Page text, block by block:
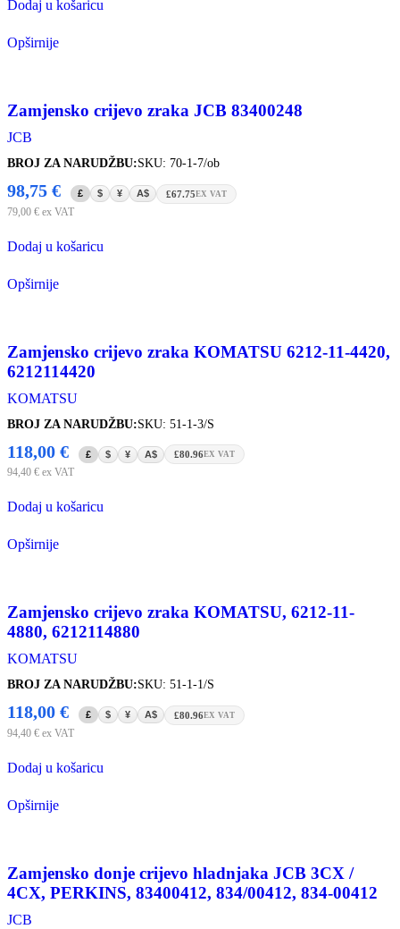
Dodaj u košaricu
Opširnije
Zamjensko crijevo zraka JCB 83400248
JCB
BROJ ZA NARUDŽBU:SKU: 70-1-7/ob
98,75 € £ $ ¥ A$ £67.75EX VAT
79,00 € ex VAT
Dodaj u košaricu
Opširnije
Zamjensko crijevo zraka KOMATSU 6212-11-4420,
6212114420
KOMATSU
BROJ ZA NARUDŽBU:SKU: 51-1-3/S
118,00 € £ $ ¥ A$ £80.96EX VAT
94,40 € ex VAT
Dodaj u košaricu
Opširnije
Zamjensko crijevo zraka KOMATSU, 6212-11-
4880, 6212114880
KOMATSU
BROJ ZA NARUDŽBU:SKU: 51-1-1/S
118,00 € £ $ ¥ A$ £80.96EX VAT
94,40 € ex VAT
Dodaj u košaricu
Opširnije
Zamjensko donje crijevo hladnjaka JCB 3CX /
4CX, PERKINS, 83400412, 834/00412, 834-00412
JCB